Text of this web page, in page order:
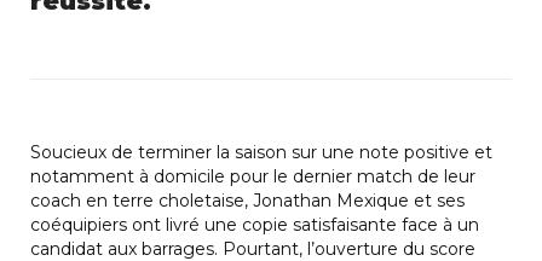
Soucieux de terminer la saison sur une note positive et
notamment à domicile pour le dernier match de leur
coach en terre choletaise, Jonathan Mexique et ses
coéquipiers ont livré une copie satisfaisante face à un
candidat aux barrages. Pourtant, l’ouverture du score